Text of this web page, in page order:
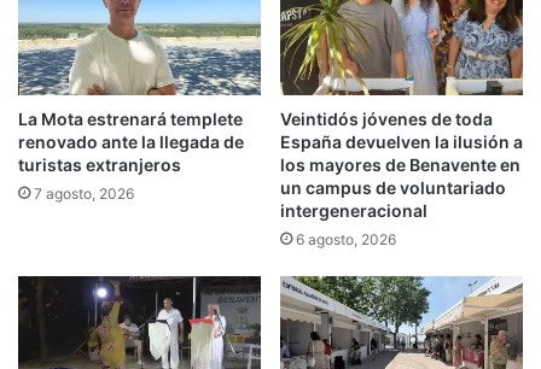
La Mota estrenará templete
renovado ante la llegada de
turistas extranjeros
7 agosto, 2026
Veintidós jóvenes de toda
España devuelven la ilusión a
los mayores de Benavente en
un campus de voluntariado
intergeneracional
6 agosto, 2026